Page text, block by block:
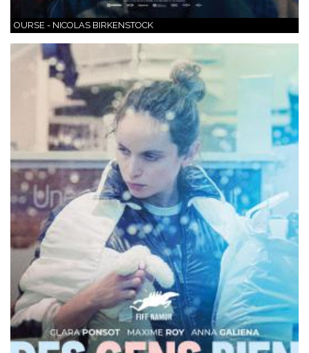
OURSE - NICOLAS BIRKENSTOCK